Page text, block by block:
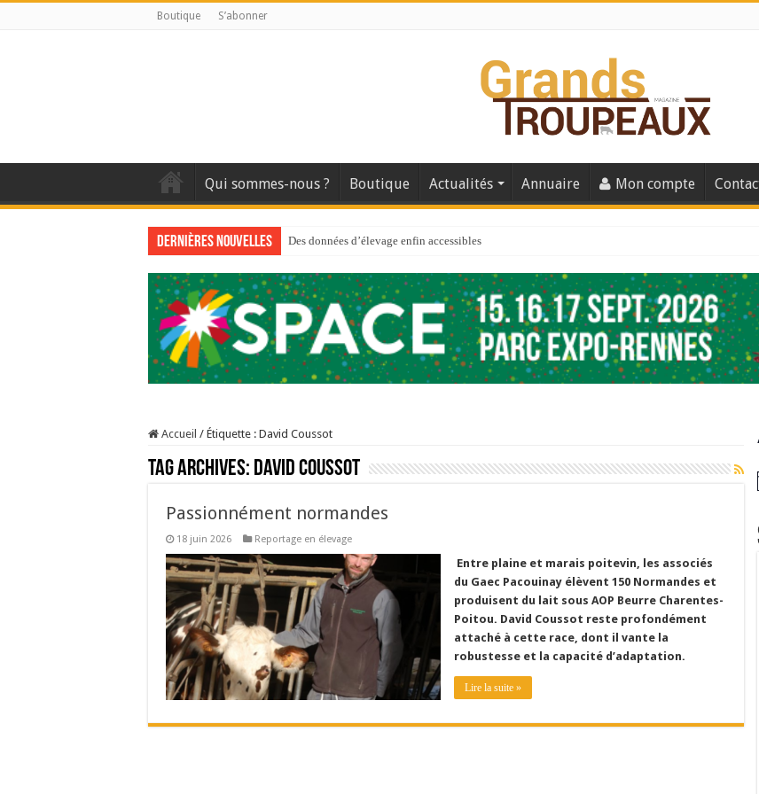
Boutique S’abonner
Qui sommes-nous ? Boutique Actualités Annuaire Mon compte
Dernières nouvelles Des données d’élevage enfin accessibles
Au sommaire du premier numéro de 2025
Au sommaire de GTM 110
Aidez-nous à améliorer la santé de vos veaux !
Au sommaire de GTM 91
Sécheresse : les éleveurs réclament des expertises de terrain
À l’est, un nouveau virus
Accueil / Étiquette : David Coussot
Tag Archives: David Coussot
Passionnément normandes
18 juin 2026 Reportage en élevage
Entre plaine et marais poitevin, les associés
du Gaec Pacouinay élèvent 150 Normandes et
produisent du lait sous AOP Beurre Charentes-
Poitou. David Coussot reste profondément
attaché à cette race, dont il vante la
robustesse et la capacité d’adaptation.
Lire la suite »